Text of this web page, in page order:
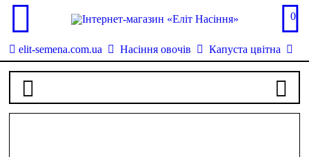
0
elit-semena.com.ua Насіння овочів Капуста цвітна